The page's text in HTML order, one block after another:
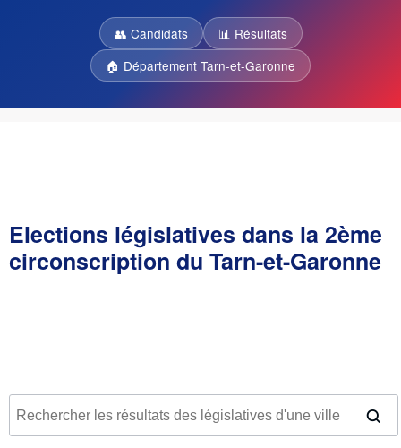
👥 Candidats
📊 Résultats
🏠 Département Tarn-et-Garonne
Elections législatives dans la 2ème
circonscription du Tarn-et-Garonne